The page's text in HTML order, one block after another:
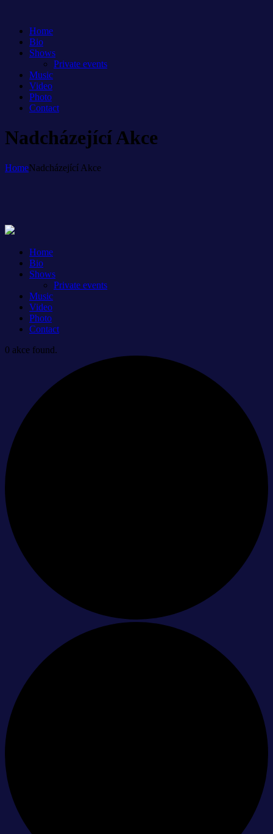
Home
Bio
Shows
Private events
Music
Video
Photo
Contact
Nadcházející Akce
HomeNadcházející Akce
Home
Bio
Shows
Private events
Music
Video
Photo
Contact
0 akce found.